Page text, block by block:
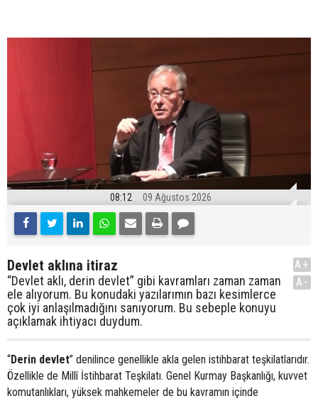
08:12 09 Ağustos 2026
Devlet aklına itiraz
“Devlet aklı, derin devlet” gibi kavramları zaman zaman
ele alıyorum. Bu konudaki yazılarımın bazı kesimlerce
çok iyi anlaşılmadığını sanıyorum. Bu sebeple konuyu
açıklamak ihtiyacı duydum.
A+
A-
“Derin devlet” denilince genellikle akla gelen istihbarat teşkilatlarıdır.
Özellikle de Millî İstihbarat Teşkilatı. Genel Kurmay Başkanlığı, kuvvet
komutanlıkları, yüksek mahkemeler de bu kavramın içinde